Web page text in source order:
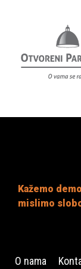
Kažemo
mislimo
O nama